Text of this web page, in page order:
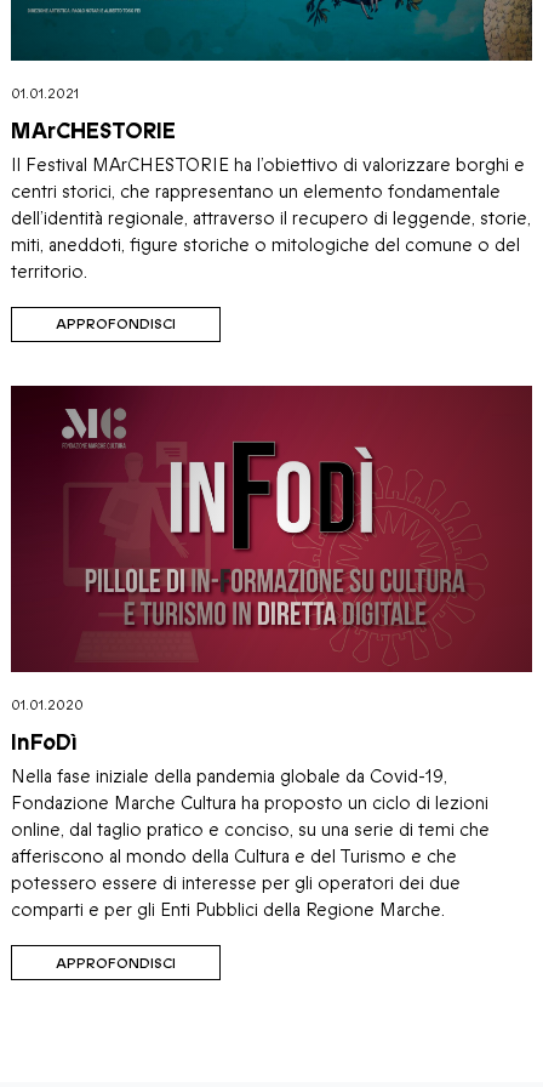
01.01.2021
MArCHESTORIE
Il Festival MArCHESTORIE ha l’obiettivo di valorizzare borghi e
centri storici, che rappresentano un elemento fondamentale
dell’identità regionale, attraverso il recupero di leggende, storie,
miti, aneddoti, figure storiche o mitologiche del comune o del
territorio.
APPROFONDISCI
01.01.2020
InFoDì
Nella fase iniziale della pandemia globale da Covid-19,
Fondazione Marche Cultura ha proposto un ciclo di lezioni
online, dal taglio pratico e conciso, su una serie di temi che
afferiscono al mondo della Cultura e del Turismo e che
potessero essere di interesse per gli operatori dei due
comparti e per gli Enti Pubblici della Regione Marche.
APPROFONDISCI